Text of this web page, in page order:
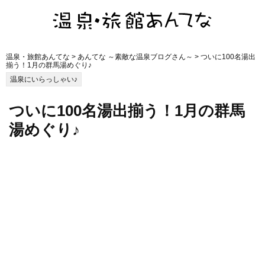
温泉・旅館あんてな > あんてな ～素敵な温泉ブログさん～ > ついに100名湯出
揃う！1月の群馬湯めぐり♪
温泉にいらっしゃい♪
ついに100名湯出揃う！1月の群馬
湯めぐり♪